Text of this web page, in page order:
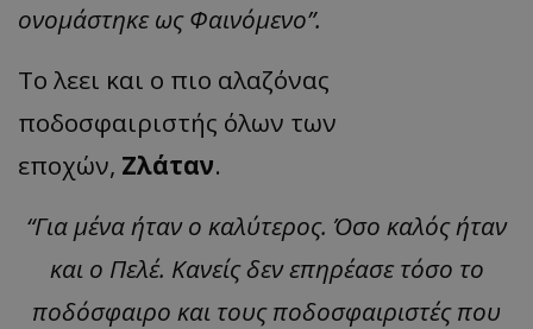
ονομάστηκε ως Φαινόμενο”.
To λεει και ο πιο αλαζόνας
ποδοσφαιριστής όλων των
εποχών, Ζλάταν.
“Για μένα ήταν ο καλύτερος. Όσο καλός ήταν
και ο Πελέ. Κανείς δεν επηρέασε τόσο το
ποδόσφαιρο και τους ποδοσφαιριστές που